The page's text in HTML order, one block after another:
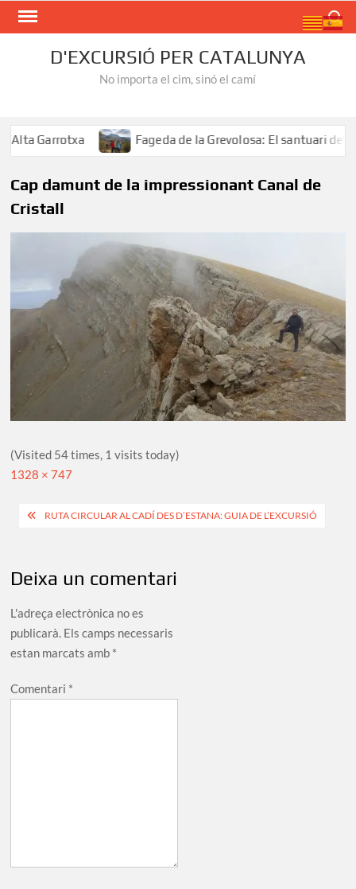
Skip
D'EXCURSIÓ PER CATALUNYA
No importa el cim, sinó el camí
Garrotxa Fageda de la Grevolosa: El santuari dels
Cap damunt de la impressionant Canal de
Cristall
(Visited 54 times, 1 visits today)
Full
1328 × 747
Navegació
RUTA CIRCULAR AL CADÍ DES D’ESTANA: GUIA DE L’EXCURSIÓ
Deixa un comentari
L'adreça electrònica no es
publicarà. Els camps necessaris
estan marcats amb *
Comentari *